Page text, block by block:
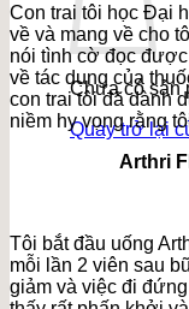
Chưa có sản
Quay trở lại
Con trai tôi học Đại
về và mang về cho
nói tình cờ đọc
về tác dụng của
con trai tôi đã dành
niềm hy vọng rằng
Arthri
Tôi bắt đầu uống
mỗi lần 2 viên sau
giảm và việc đi